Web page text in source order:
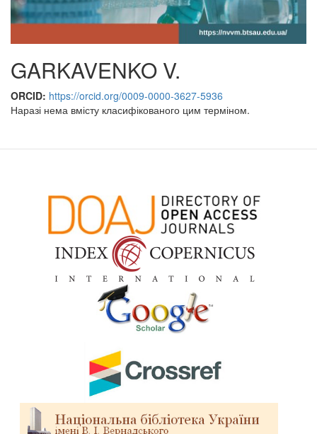
GARKAVENKO V.
ORCID: https://orcid.org/0009-0000-3627-5936
Наразі нема вмісту класифікованого цим терміном.